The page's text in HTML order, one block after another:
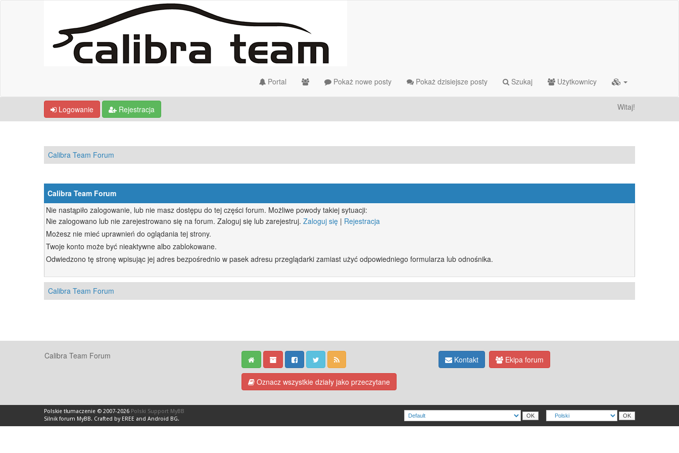
Portal Pokaż nowe posty Pokaż dzisiejsze posty Szukaj Użytkownicy
Logowanie Rejestracja Witaj!
Calibra Team Forum
Calibra Team Forum
Nie nastąpiło zalogowanie, lub nie masz dostępu do tej części forum. Możliwe powody takiej sytuacji:
Nie zalogowano lub nie zarejestrowano się na forum. Zaloguj się lub zarejestruj. Zaloguj się | Rejestracja
Możesz nie mieć uprawnień do oglądania tej strony.
Twoje konto może być nieaktywne albo zablokowane.
Odwiedzono tę stronę wpisując jej adres bezpośrednio w pasek adresu przeglądarki zamiast użyć odpowiedniego formularza lub odnośnika.
Calibra Team Forum
Calibra Team Forum
Oznacz wszystkie działy jako przeczytane
Kontakt Ekipa forum
Polskie tłumaczenie © 2007-2026 Polski Support MyBB
Silnik forum MyBB. Crafted by EREE and Android BG.